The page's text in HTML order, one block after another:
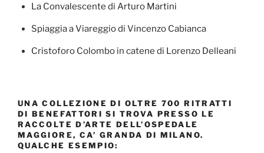
La Convalescente di Arturo Martini
Spiaggia a Viareggio di Vincenzo Cabianca
Cristoforo Colombo in catene di Lorenzo Delleani
UNA COLLEZIONE DI OLTRE 700 RITRATTI
DI BENEFATTORI SI TROVA PRESSO LE
RACCOLTE D’ARTE DELL’OSPEDALE
MAGGIORE, CA’ GRANDA DI MILANO.
QUALCHE ESEMPIO: